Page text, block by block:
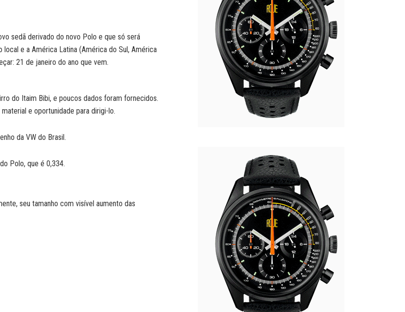
sedã derivado do novo Polo e que só será
e a América Latina (América do Sul, América
21 de janeiro do ano que vem.
do Itaim Bibi, e poucos dados foram fornecidos.
e oportunidade para dirigi-lo.
da VW do Brasil.
Polo, que é 0,334.
seu tamanho com visível aumento das